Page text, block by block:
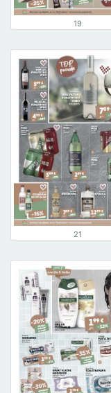
19
21